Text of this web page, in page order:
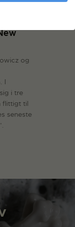
og
I
i tre
flittigt til
seneste